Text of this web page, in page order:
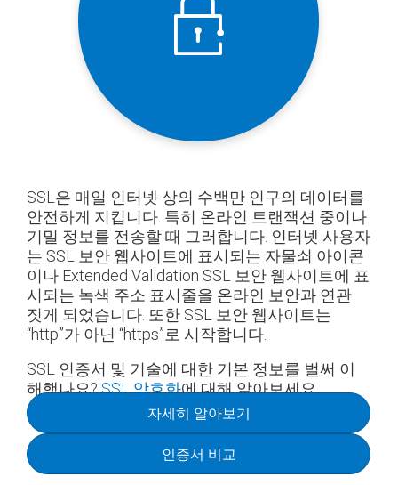
SSL은 매일 인터넷 상의 수백만 인구의 데이터를
안전하게 지킵니다. 특히 온라인 트랜잭션 중이나
기밀 정보를 전송할 때 그러합니다. 인터넷 사용자
는 SSL 보안 웹사이트에 표시되는 자물쇠 아이콘
이나 Extended Validation SSL 보안 웹사이트에 표
시되는 녹색 주소 표시줄을 온라인 보안과 연관
짓게 되었습니다. 또한 SSL 보안 웹사이트는
“http”가 아닌 “https”로 시작합니다.
SSL 인증서 및 기술에 대한 기본 정보를 벌써 이
해했나요?SSL 암호화에 대해 알아보세요.
자세히 알아보기
인증서 비교